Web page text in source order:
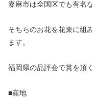
嘉麻市は全国区でも有名
そちらのお花を花束に組
ます。
福岡県の品評会で賞を頂
■産地